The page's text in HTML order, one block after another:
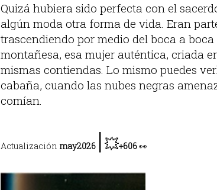
Quizá hubiera sido perfecta con el
algún moda otra forma de vida. Eran
trascendiendo por medio del boca a
montañesa, esa mujer auténtica, criada
mismas contiendas. Lo mismo puedes
cabaña, cuando las nubes negras
comían.
Actualización may2026 |💥+606👀